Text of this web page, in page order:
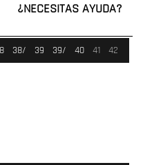
¿NECESITAS AYUDA?
38/ 39 39/ 40 41 42